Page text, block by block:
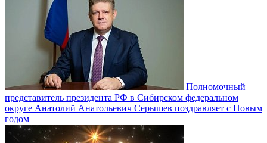
Полномочный
представитель президента РФ в Сибирском федеральном
округе Анатолий Анатольевич Серышев поздравляет с Новым
годом